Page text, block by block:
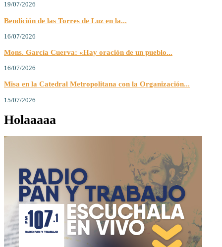
19/07/2026
Bendición de las Torres de Luz en la...
16/07/2026
Mons. García Cuerva: «Hay oración de un pueblo...
16/07/2026
Misa en la Catedral Metropolitana con la Organización...
15/07/2026
Holaaaaa